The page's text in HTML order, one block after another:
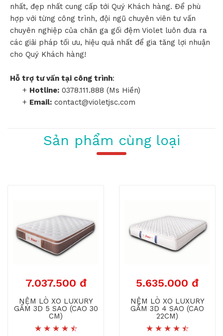
nhất, đẹp nhất cung cấp tới Quý Khách hàng. Để phù
hợp với từng công trình, đội ngũ chuyên viên tư vấn
chuyên nghiệp của chăn ga gối đệm Violet luôn đưa ra
các giải pháp tối ưu, hiệu quả nhất để gia tăng lợi nhuận
cho Quý Khách hàng!
Hỗ trợ tư vấn tại công trình:
+ Hotline: 0378.111.888 (Ms Hiền)
+ Email: contact@violetjsc.com
Sản phẩm cùng loại
7.037.500 đ
NỆM LÒ XO LUXURY
GẤM 3D 5 SAO (CAO 30
CM)
5.635.000 đ
NỆM LÒ XO LUXURY
GẤM 3D 4 SAO (CAO
22CM)